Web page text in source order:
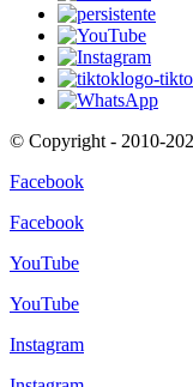
© Copyright - 2010-
Facebook
Facebook
YouTube
YouTube
Instagram